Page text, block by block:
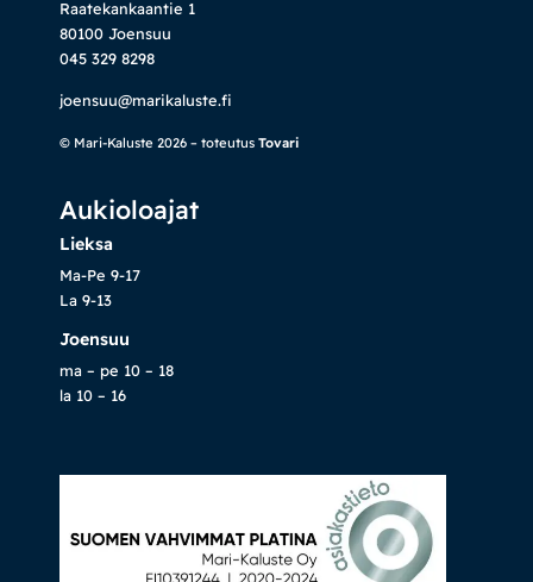
Raatekankaantie 1
80100 Joensuu
045 329 8298
joensuu@marikaluste.fi
© Mari-Kaluste 2026 – toteutus Tovari
Aukioloajat
Lieksa
Ma-Pe 9-17
La 9-13
Joensuu
ma – pe 10 – 18
la 10 – 16